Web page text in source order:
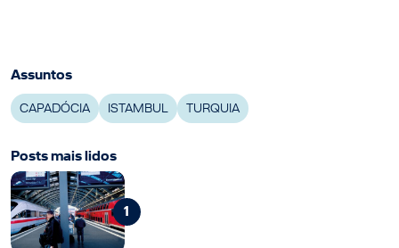
Assuntos
CAPADÓCIA ISTAMBUL TURQUIA
Posts mais lidos
1